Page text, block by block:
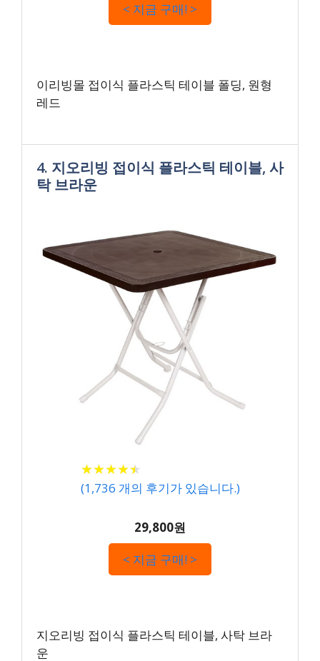
< 지금 구매! >
이리빙몰 접이식 플라스틱 테이블 폴딩, 원형
레드
4. 지오리빙 접이식 플라스틱 테이블, 사
탁 브라운
★★★★★
★★★★★
(1,736 개의 후기가 있습니다.)
29,800원
< 지금 구매! >
지오리빙 접이식 플라스틱 테이블, 사탁 브라
운